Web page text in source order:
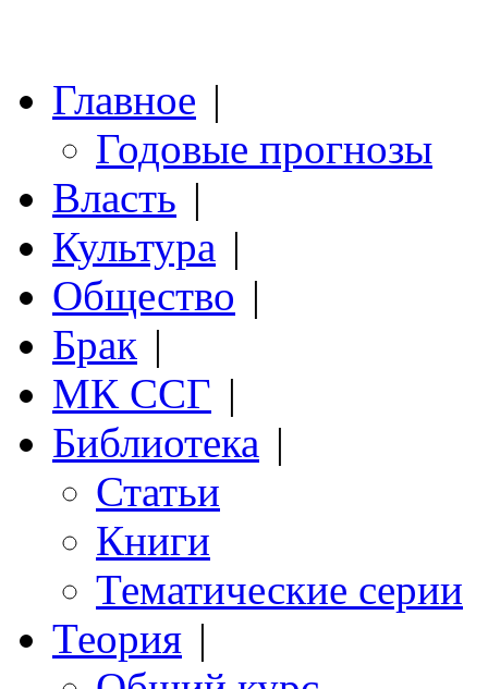
Главное |
Годовые прогнозы
Власть |
Культура |
Общество |
Брак |
МК ССГ |
Библиотека |
Статьи
Книги
Тематические серии
Теория |